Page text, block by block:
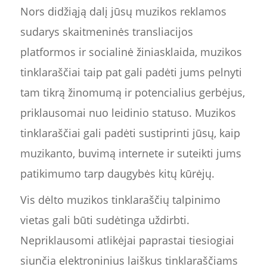
Nors didžiąją dalį jūsų muzikos reklamos
sudarys skaitmeninės transliacijos
platformos ir socialinė žiniasklaida, muzikos
tinklaraščiai taip pat gali padėti jums pelnyti
tam tikrą žinomumą ir potencialius gerbėjus,
priklausomai nuo leidinio statuso. Muzikos
tinklaraščiai gali padėti sustiprinti jūsų, kaip
muzikanto, buvimą internete ir suteikti jums
patikimumo tarp daugybės kitų kūrėjų.
Vis dėlto muzikos tinklaraščių talpinimo
vietas gali būti sudėtinga uždirbti.
Nepriklausomi atlikėjai paprastai tiesiogiai
siunčia elektroninius laiškus tinklaraščiams